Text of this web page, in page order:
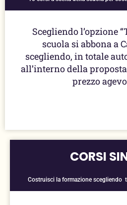
Scegliendo l’opzione
scuola si abbona a
scegliendo, in totale
all’interno della
prezzo
CORSI
Costruisci la formazione scegliendo